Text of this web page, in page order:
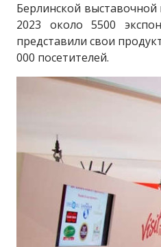
Берлинской
2023 около 5500
представили свои
000 посетителей.